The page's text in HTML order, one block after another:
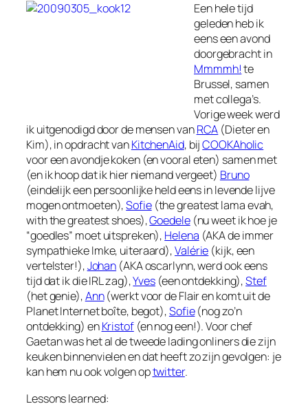
Een hele tijd
geleden heb ik
eens een avond
doorgebracht in
Mmmmh!te
Brussel, samen
met collega’s.
Vorige week werd
ik uitgenodigd door de mensen vanRCA (Dieter en
Kim), in opdracht vanKitchenAid, bijCOOKAholic
voor een avondje koken (en vooral eten) samen met
(en ik hoop dat ik hier niemand vergeet) Bruno
(eindelijk een persoonlijke held eens in levende lijve
mogen ontmoeten),Sofie(the greatest lama evah,
with the greatest shoes),Goedele(nu weet ik hoe je
“goedles” moet uitspreken), Helena (AKA de immer
sympathieke Imke, uiteraard),Valérie (kijk, een
vertelster!),Johan (AKA oscarlynn, werd ook eens
tijd dat ik die IRL zag),Yves (een ontdekking),Stef
(het genie),Ann(werkt voor de Flair en komt uit de
Planet Internet boîte, begot),Sofie(nog zo’n
ontdekking) enKristof(en nog een!). Voor chef
Gaetan was het al de tweede lading onliners die zijn
keuken binnenvielen en dat heeft zo zijn gevolgen: je
kan hem nu ook volgen optwitter.
Lessons learned: